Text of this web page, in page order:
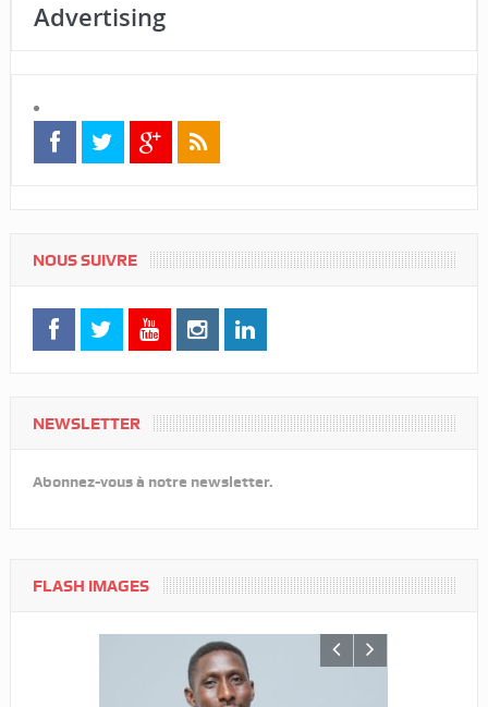
Advertising
NOUS SUIVRE
NEWSLETTER
Abonnez-vous à notre newsletter.
FLASH IMAGES